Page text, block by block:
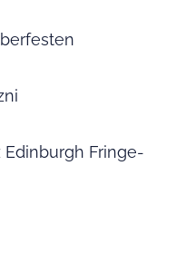
Fringe-